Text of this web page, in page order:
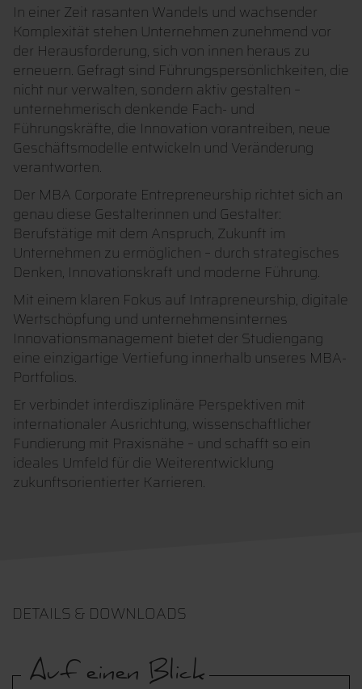
In einer Zeit rasanten Wandels und wachsender
Komplexität stehen Unternehmen zunehmend vor
der Herausforderung, sich von innen heraus zu
erneuern. Gefragt sind Führungspersönlichkeiten, die
nicht nur verwalten, sondern aktiv gestalten –
unternehmerisch denkende Fach- und
Führungskräfte, die Innovation vorantreiben, neue
Geschäftsmodelle entwickeln und Veränderung
verantworten.
Der MBA Corporate Entrepreneurship richtet sich an
genau diese Gestalterinnen und Gestalter:
Berufstätige mit dem Anspruch, Zukunft im
Unternehmen zu ermöglichen – durch strategisches
Denken, Innovationskraft und moderne Führung.
Mit einem klaren Fokus auf Intrapreneurship, digitale
Wertschöpfung und unternehmensinternes
Innovationsmanagement bietet der Studiengang
eine einzigartige Vertiefung innerhalb unseres MBA-
Portfolios.
Er verbindet interdisziplinäre Perspektiven mit
internationaler Ausrichtung, wissenschaftlicher
Fundierung mit Praxisnähe – und schafft so ein
ideales Umfeld für die Weiterentwicklung
zukunftsorientierter Karrieren.
DETAILS & DOWNLOADS
Auf einen Blick